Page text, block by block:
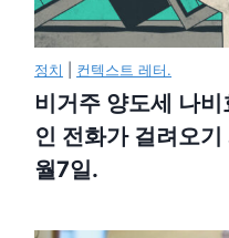
정치 컨텍스트 레터.
비거주 양도세 나
인 전화가 걸려오
월7일.